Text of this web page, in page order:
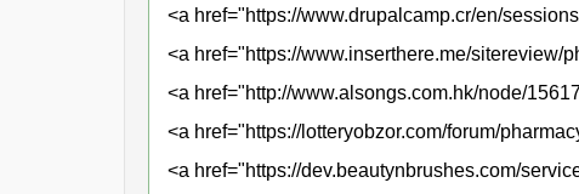
<a href="https://www.drupalcamp.cr/en/
<a href="https://www.inserthere.me/sitereview/
<a href="http://www.alsongs.com.hk/node/
<a href="https://lotteryobzor.com/forum/
<a href="https://dev.beautynbrushes.com/